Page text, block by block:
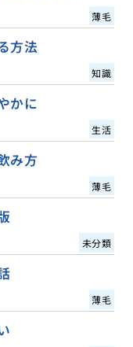
薄毛
方法
知識
かに
生活
み方
薄毛
未分類
薄毛